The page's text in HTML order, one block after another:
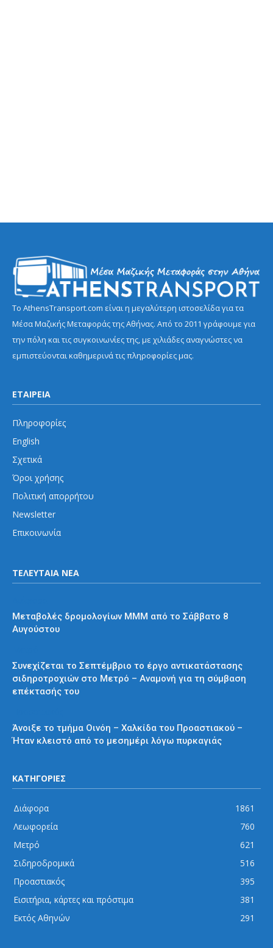
Το AthensTransport.com είναι η μεγαλύτερη ιστοσελίδα για τα
Μέσα Μαζικής Μεταφοράς της Αθήνας. Από το 2011 γράφουμε για
την πόλη και τις συγκοινωνίες της, με χιλιάδες αναγνώστες να
εμπιστεύονται καθημερινά τις πληροφορίες μας.
ΕΤΑΙΡΕΙΑ
Πληροφορίες
English
Σχετικά
Όροι χρήσης
Πολιτική απορρήτου
Newsletter
Επικοινωνία
ΤΕΛΕΥΤΑΙΑ ΝΕΑ
Μεταβολές δρομολογίων ΜΜΜ από το Σάββατο 8
Αυγούστου
Συνεχίζεται το Σεπτέμβριο το έργο αντικατάστασης
σιδηροτροχιών στο Μετρό – Αναμονή για τη σύμβαση
επέκτασής του
Άνοιξε το τμήμα Οινόη – Χαλκίδα του Προαστιακού –
Ήταν κλειστό από το μεσημέρι λόγω πυρκαγιάς
ΚΑΤΗΓΟΡΙΕΣ
Διάφορα
1861
Λεωφορεία
760
Μετρό
621
Σιδηροδρομικά
516
Προαστιακός
395
Εισιτήρια, κάρτες και πρόστιμα
381
Εκτός Αθηνών
291